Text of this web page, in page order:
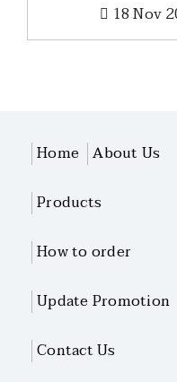
18 Nov
Home About Us
Products
How to order
Update Promotion
Contact Us